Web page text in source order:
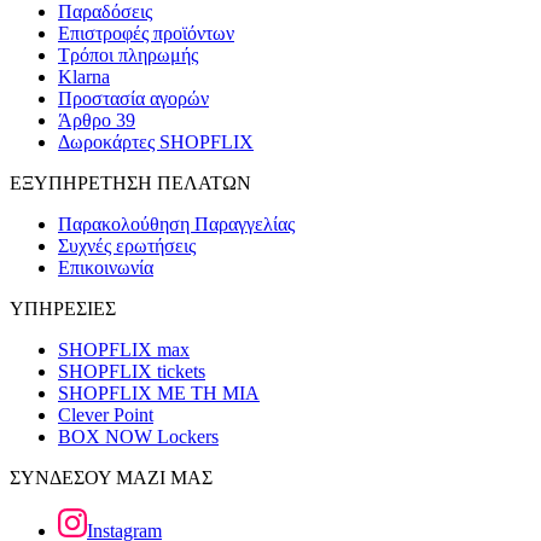
Παραδόσεις
Επιστροφές προϊόντων
Τρόποι πληρωμής
Klarna
Προστασία αγορών
Άρθρο 39
Δωροκάρτες SHOPFLIX
ΕΞΥΠΗΡΕΤΗΣΗ ΠΕΛΑΤΩΝ
Παρακολούθηση Παραγγελίας
Συχνές ερωτήσεις
Επικοινωνία
ΥΠΗΡΕΣΙΕΣ
SHOPFLIX max
SHOPFLIX tickets
SHOPFLIX ΜΕ ΤΗ ΜΙΑ
Clever Point
BOX NOW Lockers
ΣΥΝΔΕΣΟΥ ΜΑΖΙ ΜΑΣ
Instagram